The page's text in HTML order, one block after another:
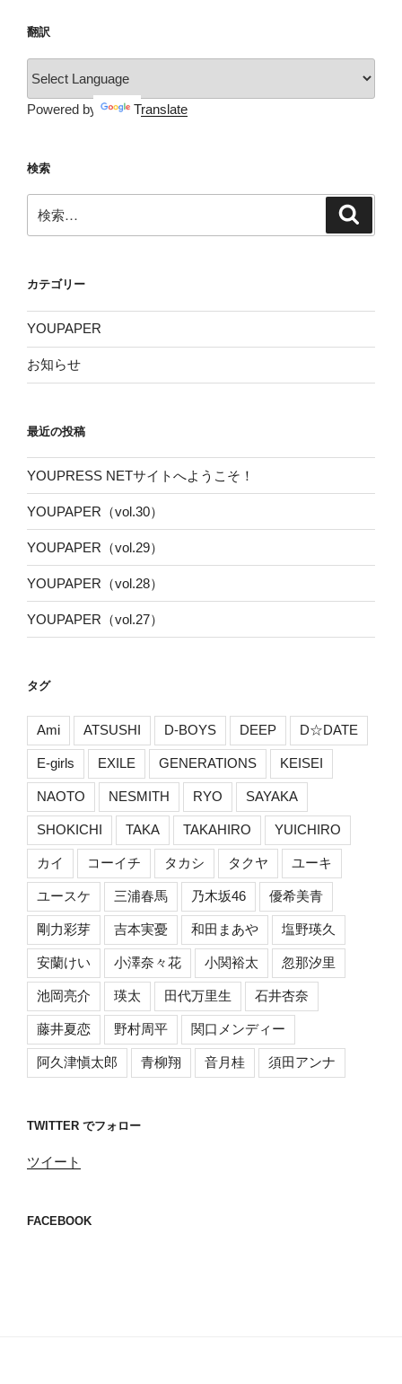
翻訳
Powered by Translate
検索
索:
カテゴリー
YOUPAPER
お知らせ
最近の投稿
YOUPRESS NETサイトへようこそ！
YOUPAPER（vol.30）
YOUPAPER（vol.29）
YOUPAPER（vol.28）
YOUPAPER（vol.27）
タグ
Ami ATSUSHI D-BOYS DEEP D☆DATE
E-girls EXILE GENERATIONS KEISEI
NAOTO NESMITH RYO SAYAKA
SHOKICHI TAKA TAKAHIRO YUICHIRO
カイ コーイチ タカシ タクヤ ユーキ
ユースケ 三浦春馬 乃木坂46 優希美青
剛力彩芽 吉本実憂 和田まあや 塩野瑛久
安蘭けい 小澤奈々花 小関裕太 忽那汐里
池岡亮介 瑛太 田代万里生 石井杏奈
藤井夏恋 野村周平 関口メンディー
阿久津愼太郎 青柳翔 音月桂 須田アンナ
TWITTER でフォロー
ツイート
FACEBOOK